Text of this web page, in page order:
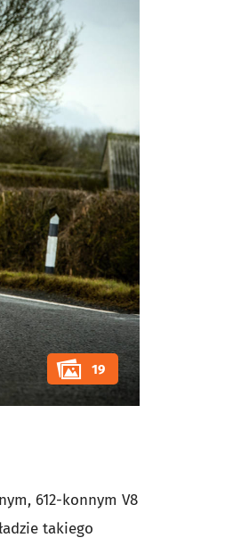
19
612-konnym V8
takiego